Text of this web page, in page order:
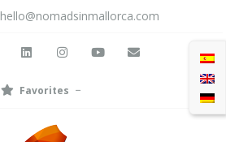
hello@nomadsinmallorca.com
Favorites